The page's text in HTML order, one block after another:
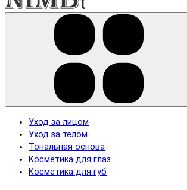
Уход за лицом
Уход за телом
Тональная основа
Косметика для глаз
Косметика для губ